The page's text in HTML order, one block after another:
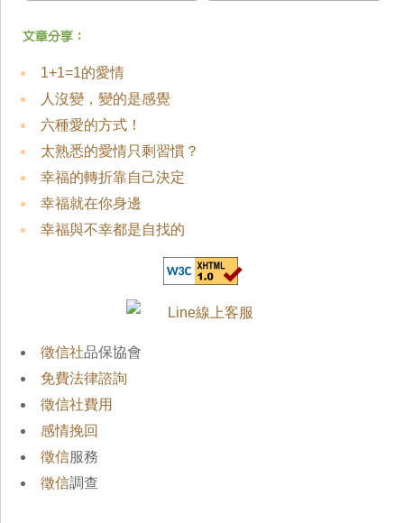
1+1=1的愛情
人沒變，變的是感覺
六種愛的方式！
太熟悉的愛情只剩習慣？
幸福的轉折靠自己決定
幸福就在你身邊
幸福與不幸都是自找的
徵信社品保協會
免費法律諮詢
徵信社費用
感情挽回
徵信服務
徵信調查